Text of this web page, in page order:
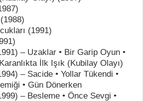
(1991)
– Uzaklar • Bir Garip Oyun •
İlk Işık (Kubilay Olayı)
– Sacide • Yollar Tükendi •
• Gün Dönerken
– Besleme • Önce Sevgi •